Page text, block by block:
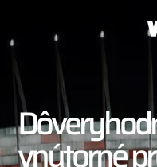
vnútorné